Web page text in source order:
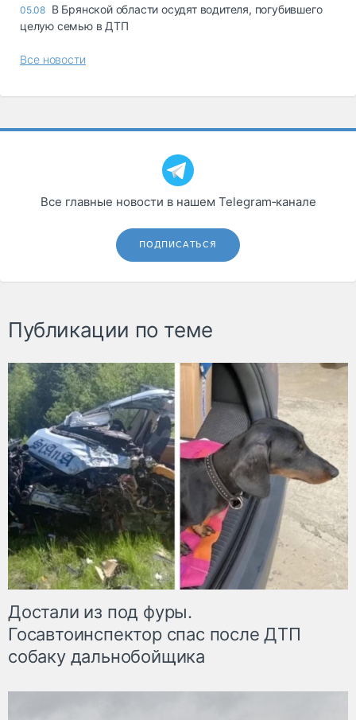
05.08 В Брянской области осудят водителя, погубившего
целую семью в ДТП
Все новости
Все главные новости в нашем Telegram‑канале
ПОДПИСАТЬСЯ
Публикации по теме
Достали из под фуры.
Госавтоинспектор спас после ДТП
собаку дальнобойщика